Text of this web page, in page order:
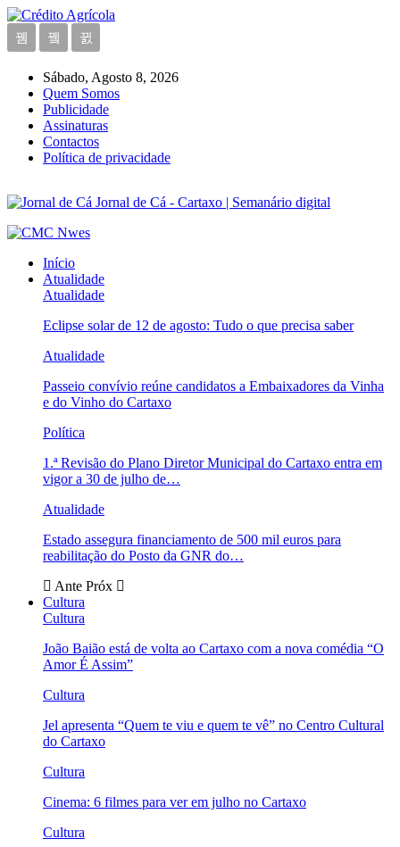
Sábado, Agosto 8, 2026
Quem Somos
Publicidade
Assinaturas
Contactos
Política de privacidade
Jornal de Cá - Cartaxo | Semanário digital
Início
Atualidade
Atualidade
Eclipse solar de 12 de agosto: Tudo o que precisa saber
Atualidade
Passeio convívio reúne candidatos a Embaixadores da Vinha
e do Vinho do Cartaxo
Política
1.ª Revisão do Plano Diretor Municipal do Cartaxo entra em
vigor a 30 de julho de…
Atualidade
Estado assegura financiamento de 500 mil euros para
reabilitação do Posto da GNR do…
Ante Próx
Cultura
Cultura
João Baião está de volta ao Cartaxo com a nova comédia “O
Amor É Assim”
Cultura
Jel apresenta “Quem te viu e quem te vê” no Centro Cultural
do Cartaxo
Cultura
Cinema: 6 filmes para ver em julho no Cartaxo
Cultura